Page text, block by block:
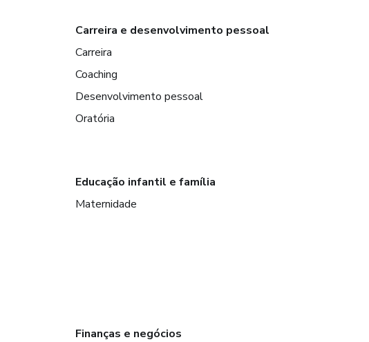
Carreira e desenvolvimento pessoal
Carreira
Coaching
Desenvolvimento pessoal
Oratória
Educação infantil e família
Maternidade
Finanças e negócios